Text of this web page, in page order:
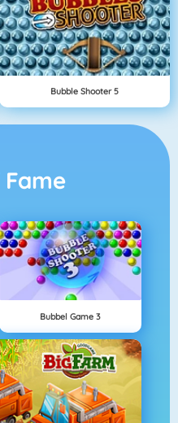
Bubble Shooter 5
Fame
Bubbel Game 3